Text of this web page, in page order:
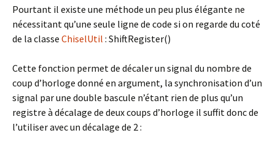
Pourtant il existe une méthode un peu plus élégante ne
nécessitant qu’une seule ligne de code si on regarde du coté
de la classe ChiselUtil : ShiftRegister()
Cette fonction permet de décaler un signal du nombre de
coup d’horloge donné en argument, la synchronisation d’un
signal par une double bascule n’étant rien de plus qu’un
registre à décalage de deux coups d’horloge il suffit donc de
l’utiliser avec un décalage de 2 :